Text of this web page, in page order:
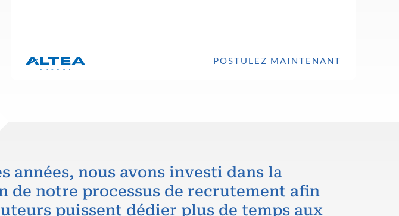
POSTULEZ MAINTENANT
années, nous avons investi dans la
de notre processus de recrutement afin
puissent dédier plus de temps aux